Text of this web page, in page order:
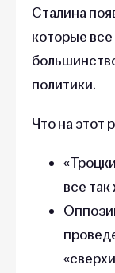
Сталина
которые
политики.
Что на этот
все